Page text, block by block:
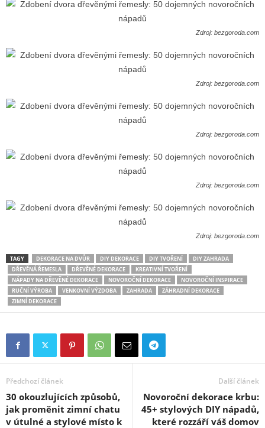
Zdroj: bezgoroda.com
Zdroj: bezgoroda.com
Zdroj: bezgoroda.com
Zdroj: bezgoroda.com
Zdroj: bezgoroda.com
TAGY DEKORACE NA DVŮR DIY DEKORACE DIY TVOŘENÍ
DIY ZAHRADA
DŘEVĚNÁ ŘEMESLA
DŘEVĚNÉ DEKORACE
KREATIVNÍ TVOŘENÍ
NÁPADY NA DŘEVĚNÉ DEKORACE
NOVOROČNÍ DEKORACE
NOVOROČNÍ INSPIRACE
RUČNÍ VÝROBA
VENKOVNÍ VÝZDOBA ZAHRADA
ZÁHRADNÍ DEKORACE
ZIMNÍ DEKORACE
Předchozí článek
30 okouzlujících způsobů,
jak proměnit zimní chatu
v útulné a stylové místo k
Další článek
Novoroční dekorace krbu:
45+ stylových DIY nápadů,
které rozzáří váš domov